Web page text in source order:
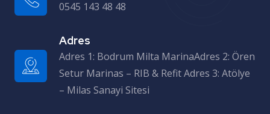
0545 143 48 48
Adres
Adres 1: Bodrum Milta MarinaAdres 2: Ören Setur Marinas – RIB & Refit Adres 3: Atölye – Milas Sanayi Sitesi